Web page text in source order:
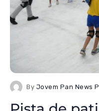
By Jovem Pan News